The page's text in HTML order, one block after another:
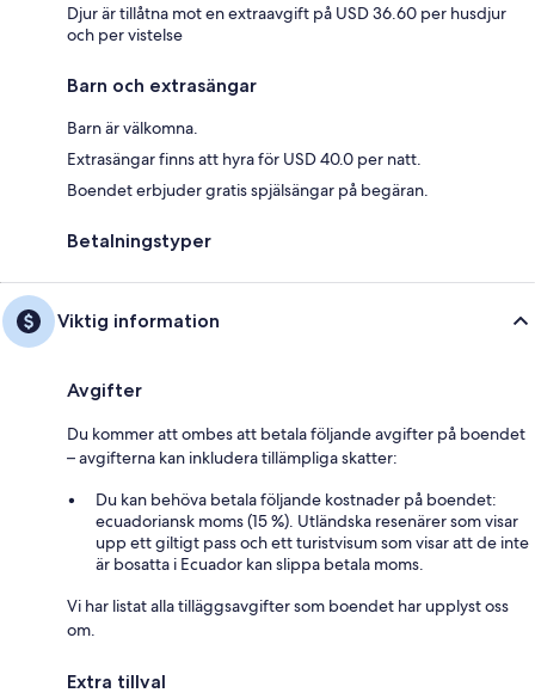
Djur är tillåtna mot en extraavgift på USD 36.60 per husdjur
och per vistelse
Barn och extrasängar
Barn är välkomna.
Extrasängar finns att hyra för USD 40.0 per natt.
Boendet erbjuder gratis spjälsängar på begäran.
Betalningstyper
Viktig information
Avgifter
Du kommer att ombes att betala följande avgifter på boendet
– avgifterna kan inkludera tillämpliga skatter:
Du kan behöva betala följande kostnader på boendet:
ecuadoriansk moms (15 %). Utländska resenärer som visar
upp ett giltigt pass och ett turistvisum som visar att de inte
är bosatta i Ecuador kan slippa betala moms.
Vi har listat alla tilläggsavgifter som boendet har upplyst oss
om.
Extra tillval